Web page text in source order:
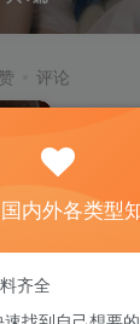
评论
术
内外各类型
齐全